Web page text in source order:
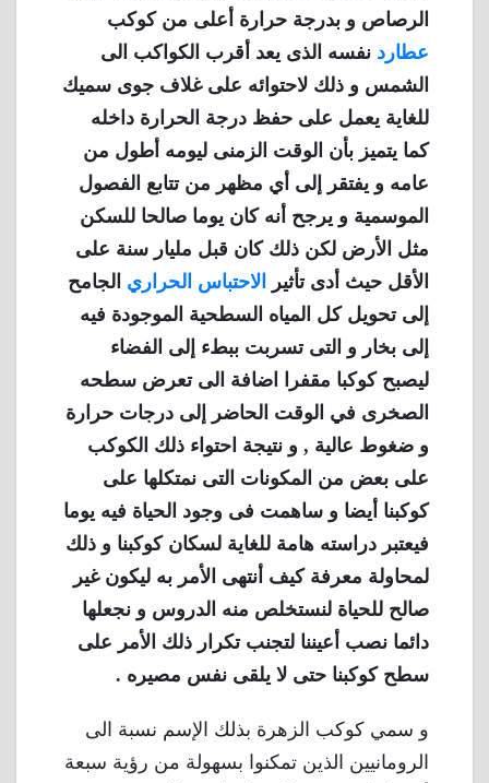
الرصاص و بدرجة حرارة أعلى من كوكب
عطارد نفسه الذى يعد أقرب الكواكب الى
الشمس و ذلك لاحتوائه على غلاف جوى سميك
للغاية يعمل على حفظ درجة الحرارة داخله
كما يتميز بأن الوقت الزمنى ليومه أطول من
عامه و يفتقر إلى أي مظهر من تتابع الفصول
الموسمية و يرجح أنه كان يوما صالحا للسكن
مثل الأرض لكن ذلك كان قبل مليار سنة على
الأقل حيث أدى تأثير
الاحتباس الحراري الجامح
إلى تحويل كل المياه السطحية الموجودة فيه
إلى بخار و التى تسربت ببطء إلى الفضاء
ليصبح كوكبا مقفرا اضافة الى تعرض سطحه
الصخرى في الوقت الحاضر إلى درجات حرارة
و ضغوط عالية , و نتيجة احتواء ذلك الكوكب
على بعض من المكونات التى نمتكلها على
كوكبنا أيضا و ساهمت فى وجود الحياة فيه يوما
فيعتبر دراسته هامة للغاية لسكان كوكبنا و ذلك
لمحاولة معرفة كيف أنتهى الأمر به ليكون غير
صالح للحياة لنستخلص منه الدروس و نجعلها
دائما نصب أعيننا لتجنب تكرار ذلك الأمر على
سطح كوكبنا حتى لا يلقى نفس مصيره .
و سمي كوكب الزهرة بذلك الإسم نسبة الى
الرومانيين الذين تمكنوا بسهولة من رؤية سبعة